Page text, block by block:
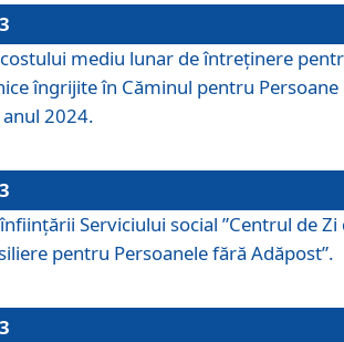
mediu lunar de întreţinere
îngrijite în Căminul pentru Persoane
2024.
Serviciului social ”Centrul de Zi
pentru Persoanele fără Adăpost”.